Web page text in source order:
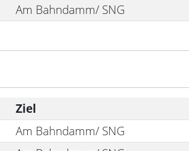
Am Bahndamm/ SNG
Ziel
Am Bahndamm/ SNG